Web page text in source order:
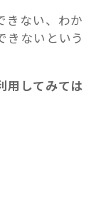
きない、わか
きないという
用してみては